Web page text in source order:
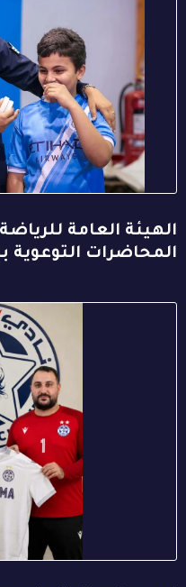
الهيئة العامة
المحاضرات التوعوية